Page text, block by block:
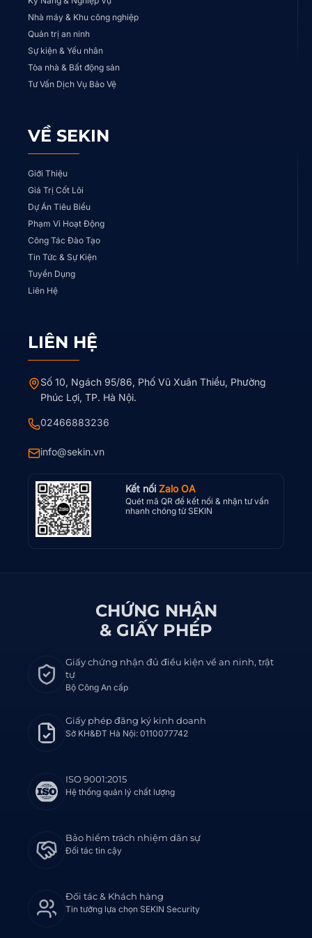
Nhà máy & Khu công nghiệp
Quản trị an ninh
Sự kiện & Yếu nhân
Tòa nhà & Bất động sản
Tư Vấn Dịch Vụ Bảo Vệ
VỀ SEKIN
Giới Thiệu
Giá Trị Cốt Lõi
Dự Án Tiêu Biểu
Phạm Vi Hoạt Động
Công Tác Đào Tạo
Tin Tức & Sự Kiện
Tuyển Dụng
Liên Hệ
LIÊN HỆ
Số 10, Ngách 95/86, Phố Vũ Xuân Thiều, Phường
Phúc Lợi, TP. Hà Nội.
02466883236
info@sekin.vn
Kết nối Zalo OA
Quét mã QR để kết nối & nhận tư vấn
nhanh chóng từ SEKIN
CHỨNG NHẬN
& GIẤY PHÉP
Giấy chứng nhận đủ điều kiện về an ninh, trật
tự
Bộ Công An cấp
Giấy phép đăng ký kinh doanh
Sở KH&ĐT Hà Nội: 0110077742
ISO 9001:2015
Hệ thống quản lý chất lượng
Bảo hiểm trách nhiệm dân sự
Đối tác tin cậy
Đối tác & Khách hàng
Tin tưởng lựa chọn SEKIN Security